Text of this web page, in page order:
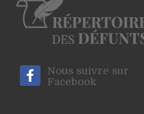
Nous suivre sur
Facebook